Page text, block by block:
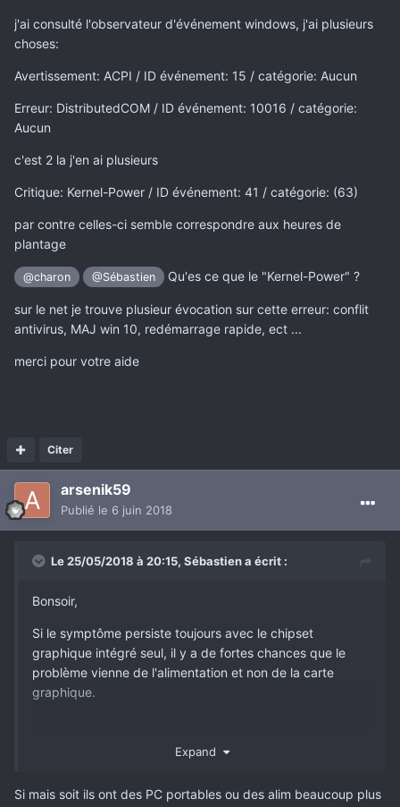
j'ai consulté l'observateur d'événement windows, j'ai plusieurs
choses:
Avertissement: ACPI / ID événement: 15 / catégorie: Aucun
Erreur: DistributedCOM / ID événement: 10016 / catégorie:
Aucun
c'est 2 la j'en ai plusieurs
Critique: Kernel-Power / ID événement: 41 / catégorie: (63)
par contre celles-ci semble correspondre aux heures de
plantage
@charon @Sébastien Qu'es ce que le "Kernel-Power" ?
sur le net je trouve plusieur évocation sur cette erreur: conflit
antivirus, MAJ win 10, redémarrage rapide, ect ...
merci pour votre aide
Citer
arsenik59
Publié le 6 juin 2018
Le 25/05/2018 à 20:15, Sébastiena écrit :
Bonsoir,
Si le symptôme persiste toujours avec le chipset
graphique intégré seul, il y a de fortes chances que le
problème vienne de l'alimentation et non de la carte
graphique.
Le test tendrait justement à prouver que l'alimentation est
Expand
Si mais soit ils ont des PC portables ou des alim beaucoup plus